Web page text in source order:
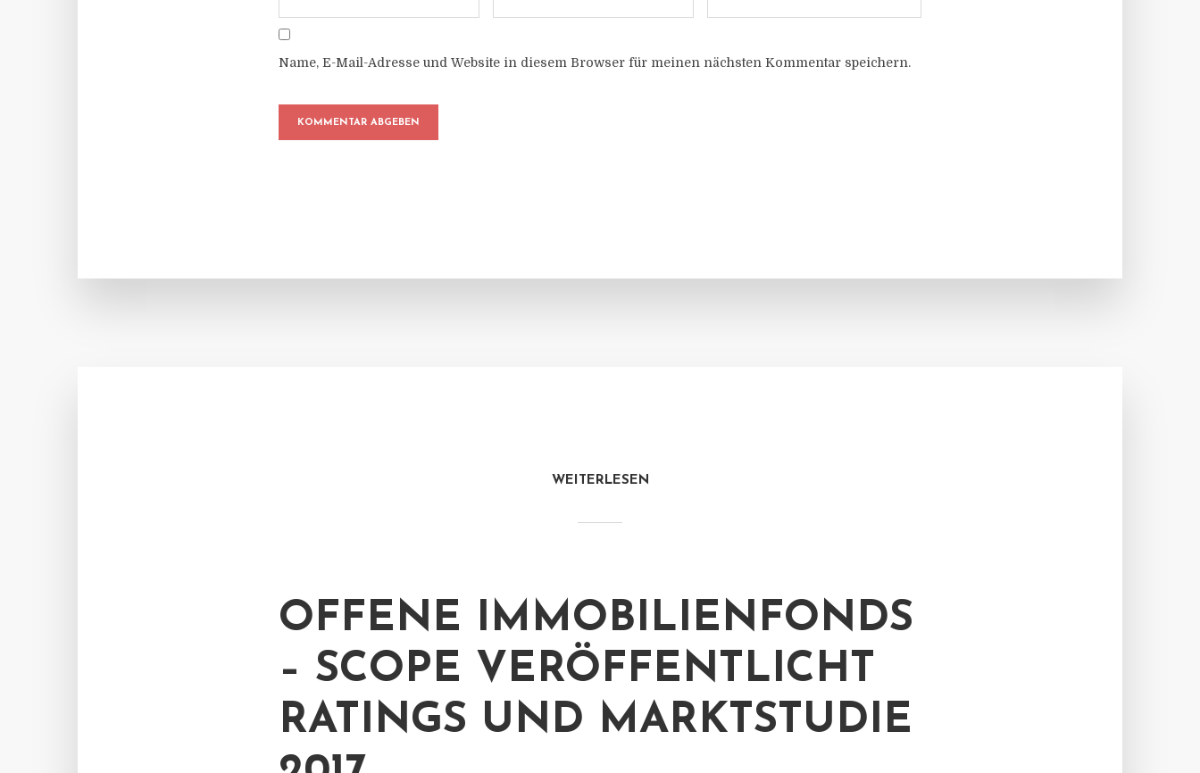
Name, E-Mail-Adresse und Website in diesem Browser für meinen nächsten Kommentar speichern.
WEITERLESEN
OFFENE IMMOBILIENFONDS
– SCOPE VERÖFFENTLICHT
RATINGS UND MARKTSTUDIE